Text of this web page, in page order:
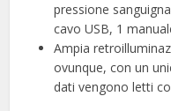
pressione
cavo USB, 1
Ampia
ovunque, con un
dati vengono letti